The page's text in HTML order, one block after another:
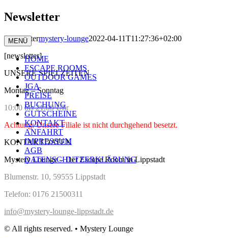
Zum
Inhalt
Anruf
MENÜ
HOME
ESCAPE ROOMS
OUTDOOR GAMES
JGA
PREISE
BUCHUNG
GUTSCHEINE
KONTAKT
ANFAHRT
IMPRESSUM
AGB
DATENSCHUTZERKLÄRUNG
Newsletter
Newslettermystery-lounge2022-04-11T11:27:36+02:00
[newsletter]
UNSERE SPIELZEITEN
Montag – Sonntag
10:00 bis 21:00 Uhr
Achtung: Unsere Filiale ist nicht durchgehend besetzt.
KONTAKTDATEN
Mystery Lounge – Der Escape Room in Lippstadt
Blumenstr. 10, 59555 Lippstadt
Telefon: 0176 21500311
info@mystery-lounge-lippstadt.de
© All rights reserved. • Mystery Lounge